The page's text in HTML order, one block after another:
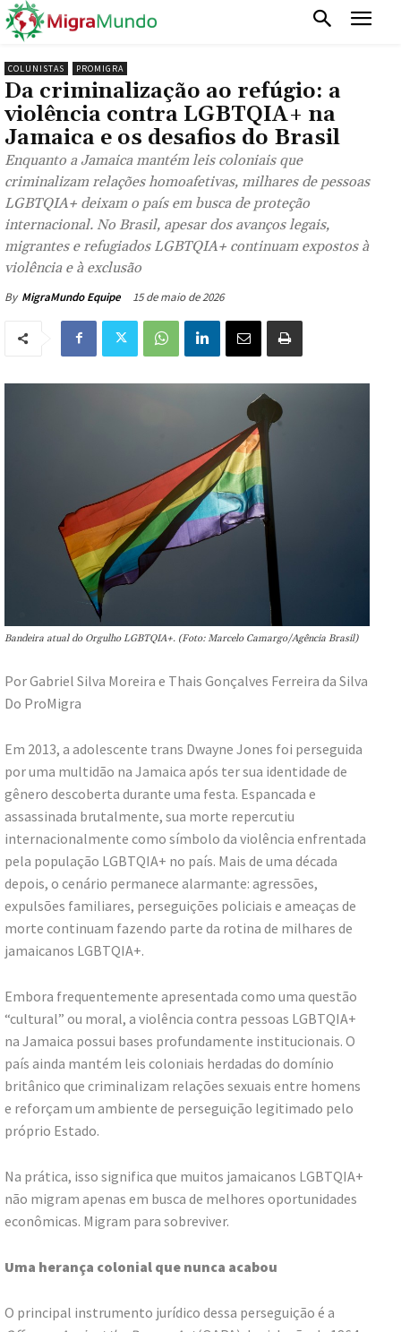
COLUNISTAS PROMIGRA
Da criminalização ao refúgio: a
violência contra LGBTQIA+ na
Jamaica e os desafios do Brasil
Enquanto a Jamaica mantém leis coloniais que
criminalizam relações homoafetivas, milhares de pessoas
LGBTQIA+ deixam o país em busca de proteção
internacional. No Brasil, apesar dos avanços legais,
migrantes e refugiados LGBTQIA+ continuam expostos à
violência e à exclusão
By MigraMundo Equipe 15 de maio de 2026
Bandeira atual do Orgulho LGBTQIA+. (Foto: Marcelo Camargo/Agência Brasil)
Por Gabriel Silva Moreira e Thais Gonçalves Ferreira da Silva
Do ProMigra
Em 2013, a adolescente trans Dwayne Jones foi perseguida
por uma multidão na Jamaica após ter sua identidade de
gênero descoberta durante uma festa. Espancada e
assassinada brutalmente, sua morte repercutiu
internacionalmente como símbolo da violência enfrentada
pela população LGBTQIA+ no país. Mais de uma década
depois, o cenário permanece alarmante: agressões,
expulsões familiares, perseguições policiais e ameaças de
morte continuam fazendo parte da rotina de milhares de
jamaicanos LGBTQIA+.
Embora frequentemente apresentada como uma questão
“cultural” ou moral, a violência contra pessoas LGBTQIA+
na Jamaica possui bases profundamente institucionais. O
país ainda mantém leis coloniais herdadas do domínio
britânico que criminalizam relações sexuais entre homens
e reforçam um ambiente de perseguição legitimado pelo
próprio Estado.
Na prática, isso significa que muitos jamaicanos LGBTQIA+
não migram apenas em busca de melhores oportunidades
econômicas. Migram para sobreviver.
Uma herança colonial que nunca acabou
O principal instrumento jurídico dessa perseguição é a